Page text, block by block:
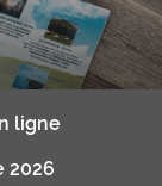
ligne
2026